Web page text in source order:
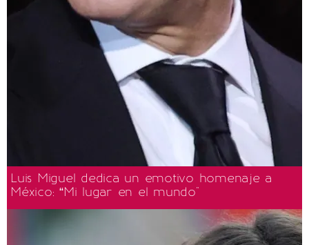
Luis Miguel dedica un emotivo homenaje a
México: “Mi lugar en el mundo"